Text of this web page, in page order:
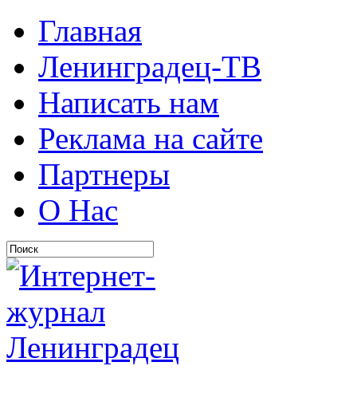
Главная
Ленинградец-ТВ
Написать нам
Реклама на сайте
Партнеры
О Нас